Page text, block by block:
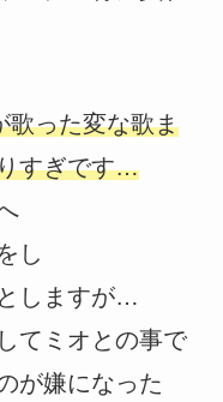
歌った変な歌ま
すぎです…
し
しますが…
てミオとの事で
が嫌になった